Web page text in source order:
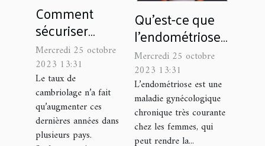
Comment
sécuriser
votre maison ?
Mercredi 25 octobre
2023 13:31
Le taux de
cambriolage n’a fait
qu’augmenter ces
dernières années dans
plusieurs pays.
Qu’est-ce que
l’endométriose ?
Symptômes et
traitements
Mercredi 25 octobre
2023 13:31
L’endométriose est une
maladie gynécologique
chronique très courante
chez les femmes, qui
peut rendre la...